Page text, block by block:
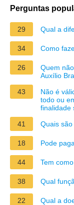
Perguntas
29 Qual a
34 Como
26
Quem
Auxílio
43
Não é
todo ou
finalidade
41
Quais
18 Pode
44 Tem
38 Qual
22 Qual a